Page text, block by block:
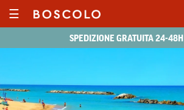
SPEDIZIONE GRATUITA 24-48H
☰